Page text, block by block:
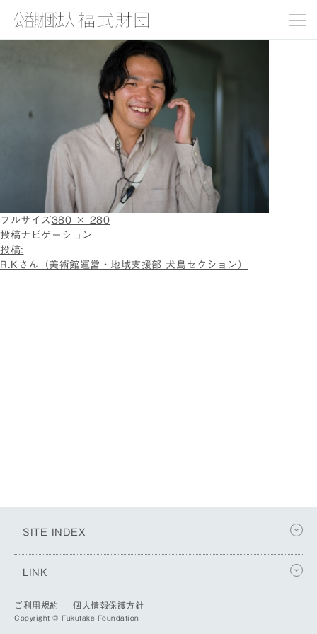
フルサイズ380 × 280
投稿ナビゲーション
投稿:
R.Kさん（美術館運営・地域支援部 犬島セクション）
SITE INDEX
LINK
ご利用規約 個人情報保護方針
Copyright © Fukutake Foundation